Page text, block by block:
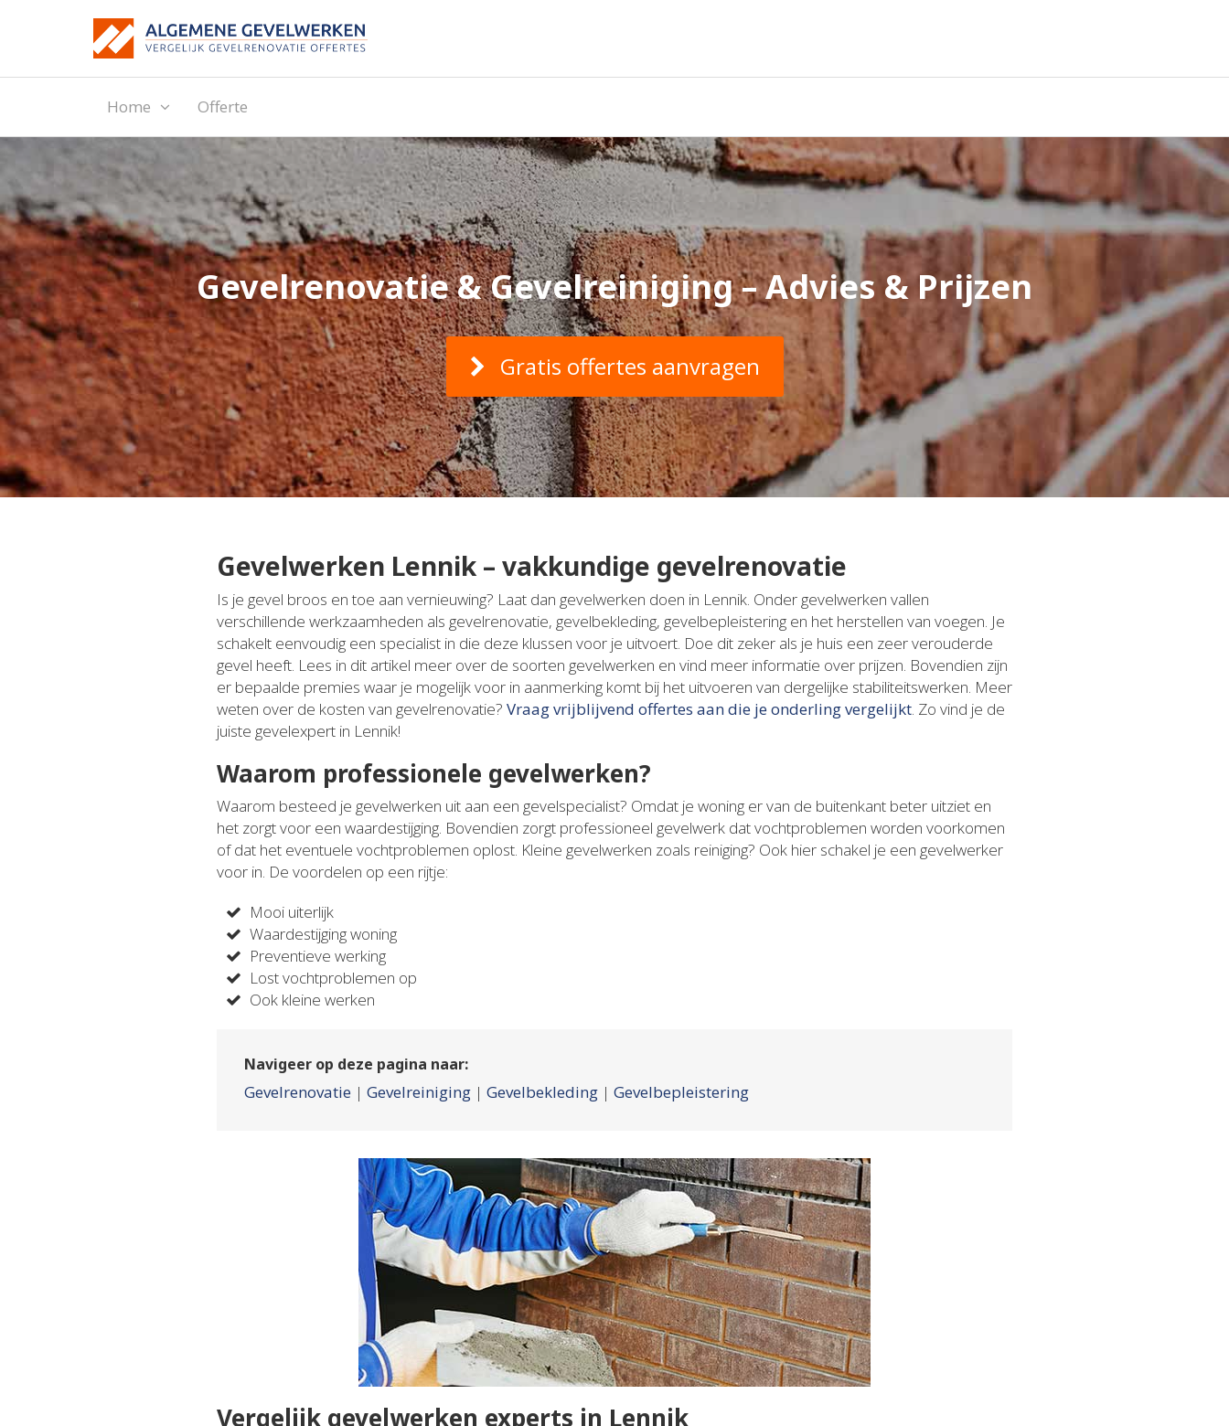
Home Offerte
Gevelrenovatie & Gevelreiniging – Advies & Prijzen
Gratis offertes aanvragen
Gevelwerken Lennik – vakkundige gevelrenovatie
Is je gevel broos en toe aan vernieuwing? Laat dan gevelwerken doen in Lennik. Onder gevelwerken vallen
verschillende werkzaamheden als gevelrenovatie, gevelbekleding, gevelbepleistering en het herstellen van voegen. Je
schakelt eenvoudig een specialist in die deze klussen voor je uitvoert. Doe dit zeker als je huis een zeer verouderde
gevel heeft. Lees in dit artikel meer over de soorten gevelwerken en vind meer informatie over prijzen. Bovendien zijn
er bepaalde premies waar je mogelijk voor in aanmerking komt bij het uitvoeren van dergelijke stabiliteitswerken. Meer
weten over de kosten van gevelrenovatie? Vraag vrijblijvend offertes aan die je onderling vergelijkt. Zo vind je de
juiste gevelexpert in Lennik!
Waarom professionele gevelwerken?
Waarom besteed je gevelwerken uit aan een gevelspecialist? Omdat je woning er van de buitenkant beter uitziet en
het zorgt voor een waardestijging. Bovendien zorgt professioneel gevelwerk dat vochtproblemen worden voorkomen
of dat het eventuele vochtproblemen oplost. Kleine gevelwerken zoals reiniging? Ook hier schakel je een gevelwerker
voor in. De voordelen op een rijtje:
Mooi uiterlijk
Waardestijging woning
Preventieve werking
Lost vochtproblemen op
Ook kleine werken
Navigeer op deze pagina naar:
Gevelrenovatie | Gevelreiniging | Gevelbekleding | Gevelbepleistering
Vergelijk gevelwerken experts in Lennik